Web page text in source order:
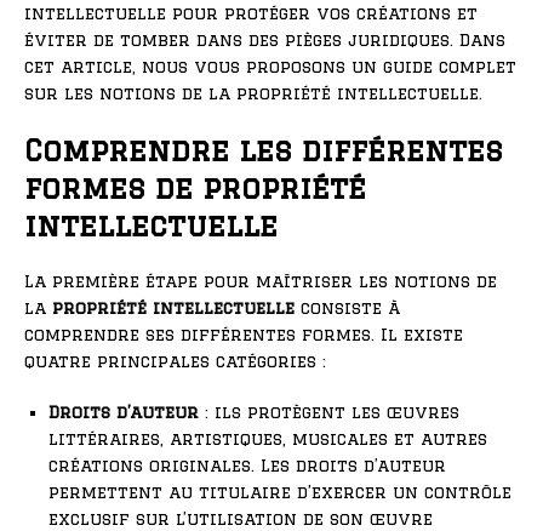
intellectuelle pour protéger vos créations et
éviter de tomber dans des pièges juridiques. Dans
cet article, nous vous proposons un guide complet
sur les notions de la propriété intellectuelle.
Comprendre les différentes
formes de propriété
intellectuelle
La première étape pour maîtriser les notions de
la propriété intellectuelle consiste à
comprendre ses différentes formes. Il existe
quatre principales catégories :
Droits d’auteur : ils protègent les œuvres
littéraires, artistiques, musicales et autres
créations originales. Les droits d’auteur
permettent au titulaire d’exercer un contrôle
exclusif sur l’utilisation de son œuvre